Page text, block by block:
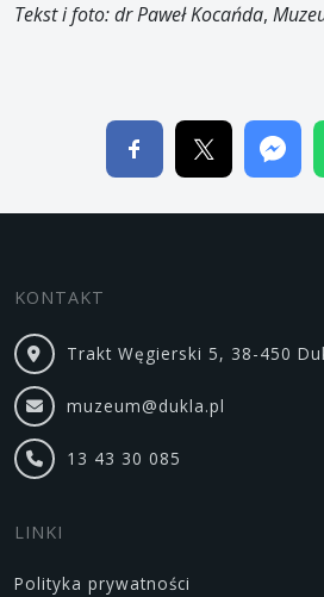
Tekst i foto: dr Paweł Kocańda,
KONTAKT
Trakt Węgierski 5, 38-450
muzeum@dukla.pl
13 43 30 085
LINKI
Polityka prywatności